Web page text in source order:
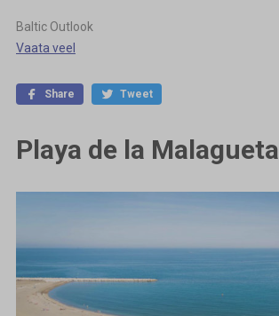
Baltic Outlook
Vaata veel
Share Tweet
Playa de la Malagueta